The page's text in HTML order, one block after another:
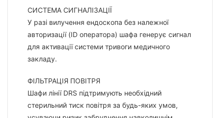
СИСТЕМА СИГНАЛІЗАЦІЇ
У разі вилучення ендоскопа без належної
авторизації (ID оператора) шафа генерує сигнал
для активації системи тривоги медичного
закладу.
ФІЛЬТРАЦІЯ ПОВІТРЯ
Шафи лінії DRS підтримують необхідний
стерильний тиск повітря за будь-яких умов,